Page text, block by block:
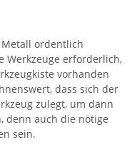
ordentlich
Werkzeuge erforderlich,
vorhanden
dass sich der
zulegt, um dann
denn auch die nötige
sein.